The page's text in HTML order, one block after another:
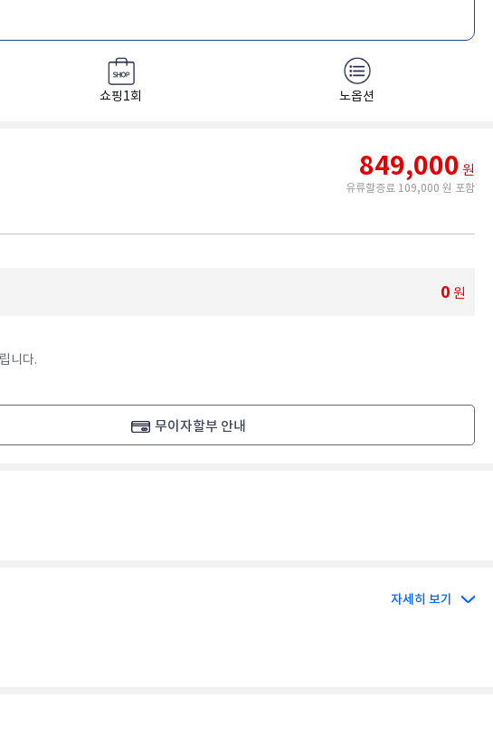
쇼핑1회 노옵션
849,000 원
유류할증료 109,000 원 포함
0 원
니다.
무이자할부 안내
자세히 보기